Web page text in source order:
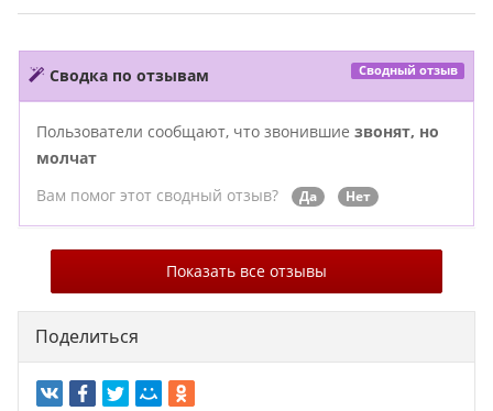
Сводка по отзывам Сводный отзыв
Пользователи сообщают, что звонившие звонят, но
молчат
Вам помог этот сводный отзыв?
Да Нет
Показать все отзывы
Поделиться